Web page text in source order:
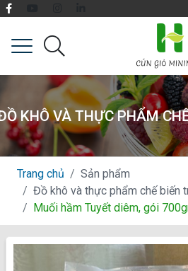
KHÔ VÀ THỰC PHẨM
Trang chủ
Sản phẩm
Đồ khô và thực phẩm chế biến
Muối hầm Tuyết diêm, gói